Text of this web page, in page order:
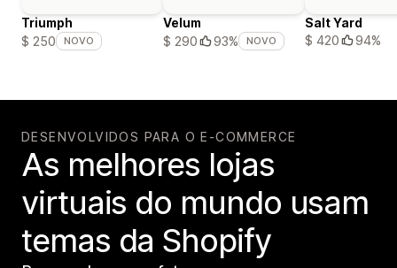
Triumph
$ 250
NOVO
Velum
$ 290
93% NOVO
Salt Yard
$ 420
94%
DESENVOLVIDOS PARA O E-COMMERCE
As melhores lojas
virtuais do mundo usam
temas da Shopify